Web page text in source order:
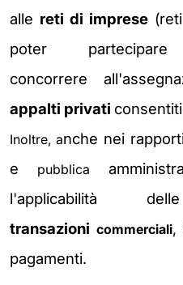
alle reti di imprese(reti
poter
concorrere
appalti privati
Inoltre, anche nei
e
pubblica
l'applicabilità delle
transazioni commerciali,
pagamenti.